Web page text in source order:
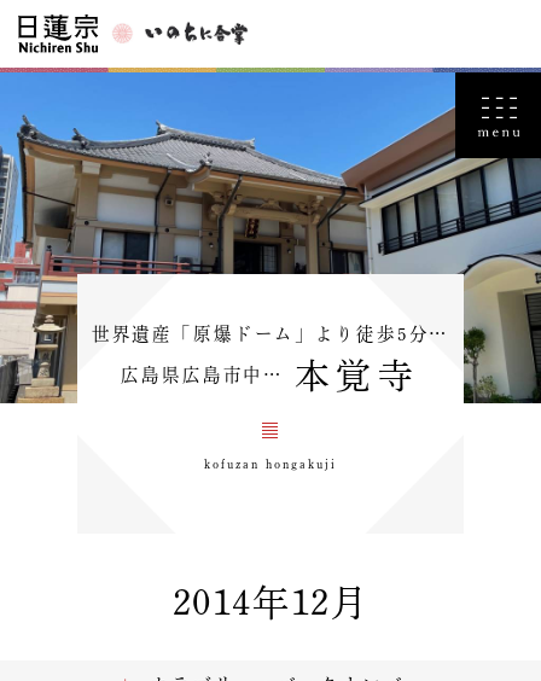
世界遺産「原爆ドーム」より徒歩5分…
広島県広島市中… 本覚寺
kofuzan hongakuji
2014年12月